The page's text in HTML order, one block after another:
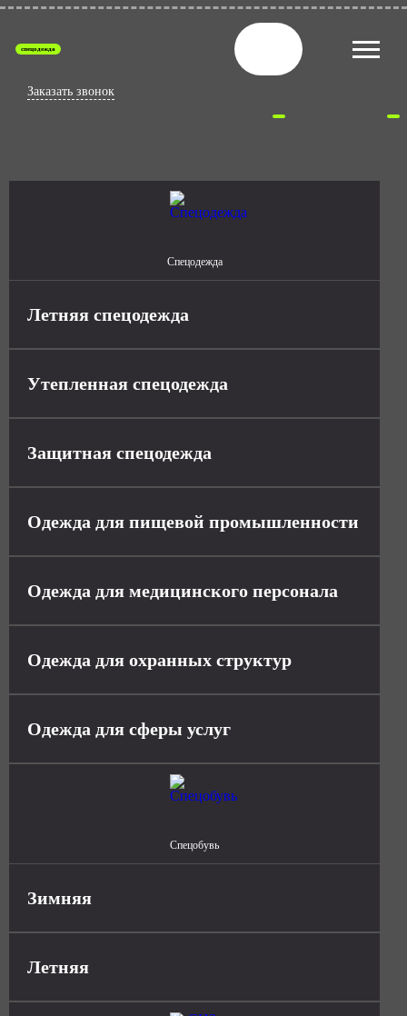
спецодежда
Заказать звонок
Спецодежда
Летняя спецодежда
Утепленная спецодежда
Защитная спецодежда
Одежда для пищевой промышленности
Одежда для медицинского персонала
Одежда для охранных структур
Одежда для сферы услуг
Спецобувь
Зимняя
Летняя